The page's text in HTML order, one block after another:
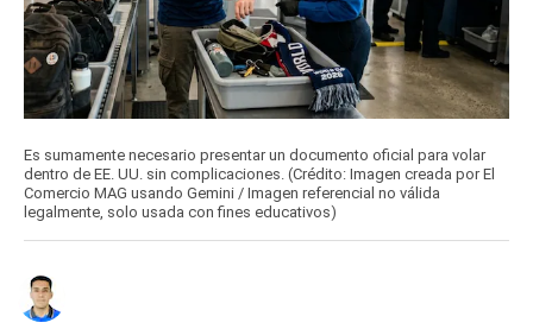
Es sumamente necesario presentar un documento oficial para volar
dentro de EE. UU. sin complicaciones. (Crédito: Imagen creada por El
Comercio MAG usando Gemini / Imagen referencial no válida
legalmente, solo usada con fines educativos)